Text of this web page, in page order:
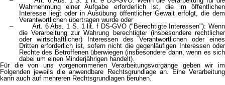
Wahrnehmung einer Aufgabe erforderlich ist, die im öffentlichen
Interesse liegt oder in Ausübung öffentlicher Gewalt erfolgt, die dem
Verantwortlichen übertragen wurde oder
– Art. 6 Abs. 1 S. 1 lit. f DS-GVO ("Berechtigte Interessen"): Wenn
die Verarbeitung zur Wahrung berechtigter (insbesondere rechtlicher
oder wirtschaftlicher) Interessen des Verantwortlichen oder eines
Dritten erforderlich ist, sofern nicht die gegenläufigen Interessen oder
Rechte des Betroffenen überwiegen (insbesondere dann, wenn es sich
dabei um einen Minderjährigen handelt).
Für die von uns vorgenommenen Verarbeitungsvorgänge geben wir im
Folgenden jeweils die anwendbare Rechtsgrundlage an. Eine Verarbeitung
kann auch auf mehreren Rechtsgrundlagen beruhen.